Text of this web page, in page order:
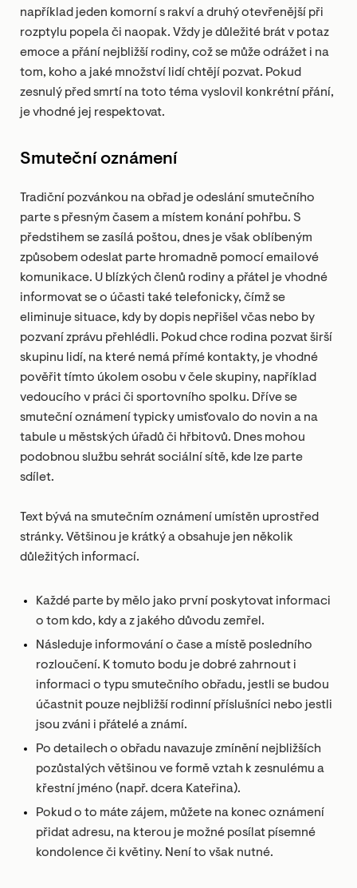
například jeden komorní s rakví a druhý otevřenější při
rozptylu popela či naopak. Vždy je důležité brát v potaz
emoce a přání nejbližší rodiny, což se může odrážet i na
tom, koho a jaké množství lidí chtějí pozvat. Pokud
zesnulý před smrtí na toto téma vyslovil konkrétní přání,
je vhodné jej respektovat.
Smuteční oznámení
Tradiční pozvánkou na obřad je odeslání smutečního
parte s přesným časem a místem konání pohřbu. S
předstihem se zasílá poštou, dnes je však oblíbeným
způsobem odeslat parte hromadně pomocí emailové
komunikace. U blízkých členů rodiny a přátel je vhodné
informovat se o účasti také telefonicky, čímž se
eliminuje situace, kdy by dopis nepřišel včas nebo by
pozvaní zprávu přehlédli. Pokud chce rodina pozvat širší
skupinu lidí, na které nemá přímé kontakty, je vhodné
pověřit tímto úkolem osobu v čele skupiny, například
vedoucího v práci či sportovního spolku. Dříve se
smuteční oznámení typicky umisťovalo do novin a na
tabule u městských úřadů či hřbitovů. Dnes mohou
podobnou službu sehrát sociální sítě, kde lze parte
sdílet.
Text bývá na smutečním oznámení umístěn uprostřed
stránky. Většinou je krátký a obsahuje jen několik
důležitých informací.
Každé parte by mělo jako první poskytovat informaci
o tom kdo, kdy a z jakého důvodu zemřel.
Následuje informování o čase a místě posledního
rozloučení. K tomuto bodu je dobré zahrnout i
informaci o typu smutečního obřadu, jestli se budou
účastnit pouze nejbližší rodinní příslušníci nebo jestli
jsou zváni i přátelé a známí.
Po detailech o obřadu navazuje zmínění nejbližších
pozůstalých většinou ve formě vztah k zesnulému a
křestní jméno (např. dcera Kateřina).
Pokud o to máte zájem, můžete na konec oznámení
přidat adresu, na kterou je možné posílat písemné
kondolence či květiny. Není to však nutné.